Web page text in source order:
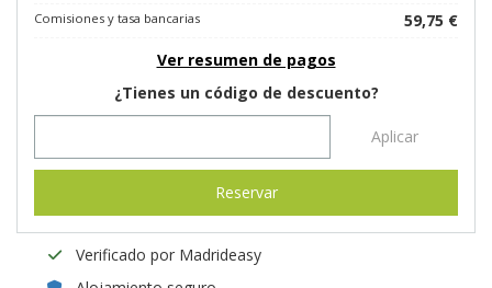
Comisiones y tasa bancarias
59,75 €
Ver resumen de pagos
¿Tienes un código de descuento?
Aplicar
Reservar
Verificado por Madrideasy